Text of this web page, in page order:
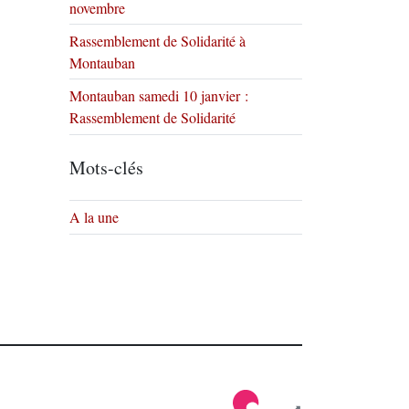
novembre
Rassemblement de Solidarité à
Montauban
Montauban samedi 10 janvier :
Rassemblement de Solidarité
Mots-clés
A la une